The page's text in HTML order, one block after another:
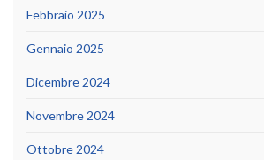
Febbraio 2025
Gennaio 2025
Dicembre 2024
Novembre 2024
Ottobre 2024